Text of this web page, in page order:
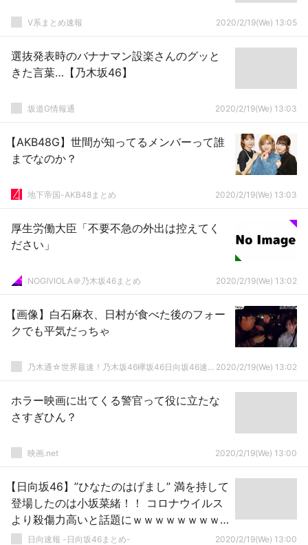
V系まとめ速報 2020/2/19(We) 13:05
選抜発表時のバナナマン設楽さんのグッと
きた言葉…【乃木坂46】
坂道G情報通 2020/2/19(We) 13:03
【AKB48G】世間が知ってるメンバーって誰
までなのか？
地下帝国-AKB48まとめ 2020/2/19(We) 13:03
厚生労働大臣「不要不急の外出は控えてく
ださい」
NOGIVIOLA＠乃木坂46まとめ 2020/2/19(We) 13:02
【画像】白石麻衣、日村が食べた後のフォー
クでも平気だっちゃ
乃木通☆世界最速！乃木坂46欅坂46日向坂46速報まとめ 2020/2/19(We) 13:02
ホラー映画に出てくる警官って役に立たな
さすぎひん？
映画.net 2020/2/19(We) 13:00
【日向坂46】”ひなたのはげまし” 満を持して
登場したのは小坂菜緒！！ コロナウイルス
より殺傷力高いと話題にｗｗｗｗｗｗｗｗ
ｗｗｗ日向速報 -日向坂46まとめ- 2020/2/19(We) 13:00